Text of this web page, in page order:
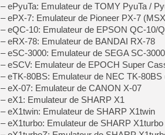
– ePyuTa: Emulateur de TOMY PyuTa /
– ePX-7: Emulateur de Pioneer PX-7
– eQC-10: Emulateur de EPSON QC-10/
– eRX-78: Emulateur de BANDAI RX-78
– eSC-3000: Emulateur de SEGA SC-3000
– eSCV: Emulateur de EPOCH Super
– eTK-80BS: Emulateur de NEC TK-
– eX-07: Emulateur de CANON X-07
– eX1: Emulateur de SHARP X1
– eX1twin: Emulateur de SHARP X1twin
– eX1turbo: Emulateur de SHARP X1turbo